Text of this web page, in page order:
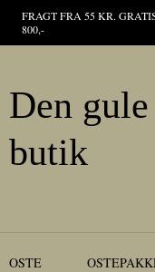
FRAGT FRA 55 KR.
800,-
Den gule
butik
OSTE